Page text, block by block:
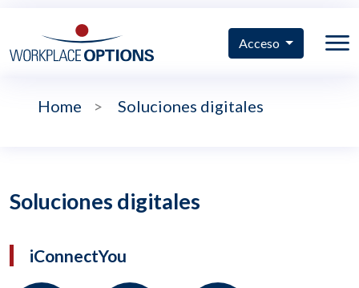
Acceso
Home > Soluciones digitales
Soluciones digitales
iConnectYou